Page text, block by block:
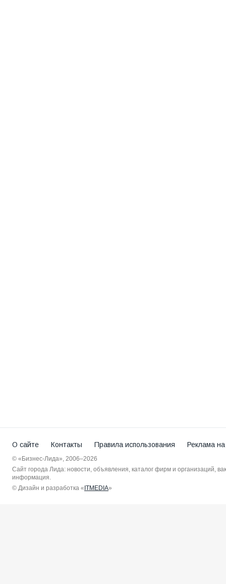
О сайте Контакты Правила использования Реклама
© «Бизнес-Лида», 2006–2026
Сайт города Лида: новости, объявления, каталог фирм и организаций,
информация.
© Дизайн и разработка « ITMEDIA»